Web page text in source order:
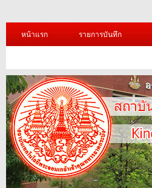
หน้าแรก รายการบันทึก